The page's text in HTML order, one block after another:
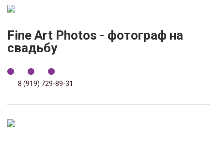
Fine Art Photos - фотограф на
свадьбу
8 (919) 729-89-31